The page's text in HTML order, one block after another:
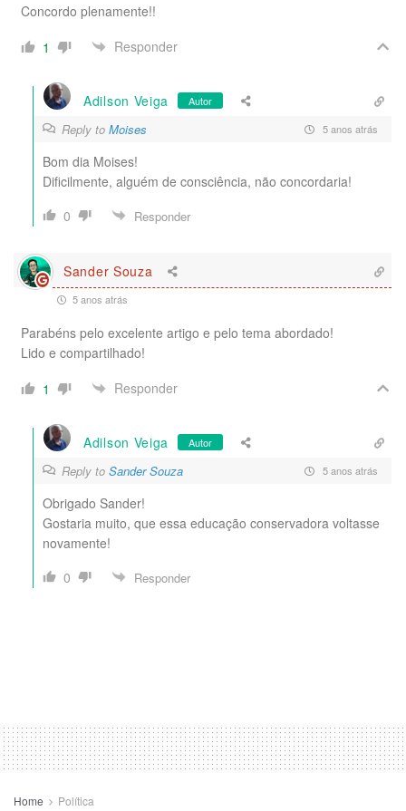
Concordo plenamente!!
1
Responder
Adilson Veiga Autor
Reply to Moises 5 anos atrás
Bom dia Moises!
Dificilmente, alguém de consciência, não concordaria!
0
Responder
Sander Souza
5 anos atrás
Parabéns pelo excelente artigo e pelo tema abordado!
Lido e compartilhado!
1
Responder
Adilson Veiga Autor
Reply to Sander Souza 5 anos atrás
Obrigado Sander!
Gostaria muito, que essa educação conservadora voltasse
novamente!
0
Responder
Home Política